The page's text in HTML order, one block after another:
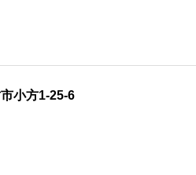
小方1-25-6